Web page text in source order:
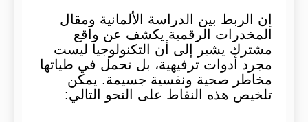
إن الربط بين الدراسة الألمانية ومقال
المخدرات الرقمية يكشف عن واقع
مشترك يشير إلى أن التكنولوجيا ليست
مجرد أدوات ترفيهية، بل تحمل في طياتها
مخاطر صحية ونفسية جسيمة. يمكن
تلخيص هذه النقاط على النحو التالي: